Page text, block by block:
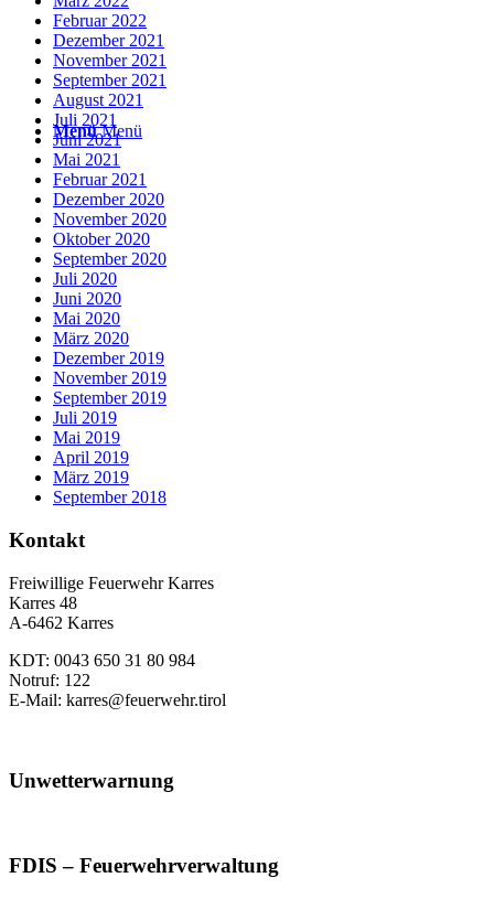
Menü Menü
Februar 2022
Dezember 2021
November 2021
September 2021
August 2021
Juli 2021
Juni 2021
Mai 2021
Februar 2021
Dezember 2020
November 2020
Oktober 2020
September 2020
Juli 2020
Juni 2020
Mai 2020
März 2020
Dezember 2019
November 2019
September 2019
Juli 2019
Mai 2019
April 2019
März 2019
September 2018
Kontakt
Freiwillige Feuerwehr Karres
Karres 48
A-6462 Karres
KDT: 0043 650 31 80 984
Notruf: 122
E-Mail: karres@feuerwehr.tirol
Unwetterwarnung
FDIS – Feuerwehrverwaltung